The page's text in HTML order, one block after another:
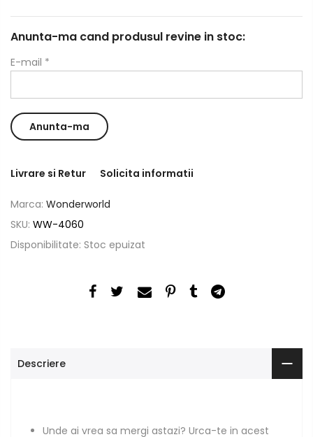
Anunta-ma cand produsul revine in stoc:
E-mail *
Livrare si Retur Solicita informatii
Marca: Wonderworld
SKU: WW-4060
Disponibilitate: Stoc epuizat
Descriere
Unde ai vrea sa mergi astazi? Urca-te in acest